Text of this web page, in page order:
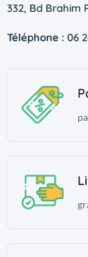
332, Bd Brahim
Téléphone : 06